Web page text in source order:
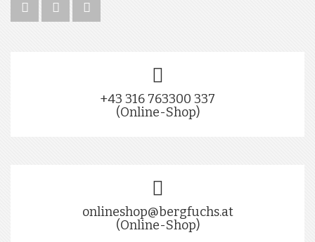
+43 316 763300 337
(Online-Shop)
onlineshop@bergfuchs.at
(Online-Shop)